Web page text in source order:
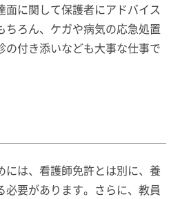
面に関して保護者にアドバイス
ちろん、ケガや病気の応急処置
の付き添いなども大事な仕事で
には、看護師免許とは別に、養
要があります。さらに、教員